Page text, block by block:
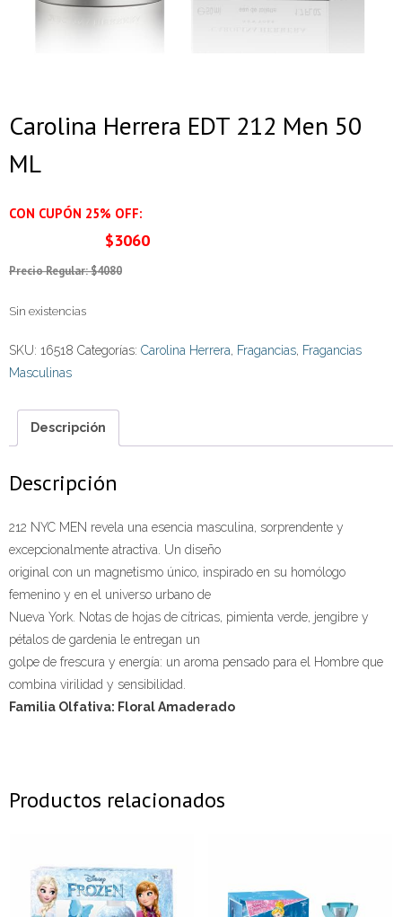
Carolina Herrera EDT 212 Men 50
ML
CON CUPÓN 25% OFF:
$3060
Precio Regular: $4080
Sin existencias
SKU: 16518 Categorías: Carolina Herrera, Fragancias, Fragancias
Masculinas
Descripción
Descripción
212 NYC MEN revela una esencia masculina, sorprendente y
excepcionalmente atractiva. Un diseño
original con un magnetismo único, inspirado en su homólogo
femenino y en el universo urbano de
Nueva York. Notas de hojas de cítricas, pimienta verde, jengibre y
pétalos de gardenia le entregan un
golpe de frescura y energía: un aroma pensado para el Hombre que
combina virilidad y sensibilidad.
Familia Olfativa: Floral Amaderado
Productos relacionados